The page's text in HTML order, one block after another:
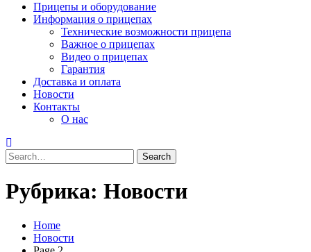
Прицепы и оборудование
Информация о прицепах
Технические возможности прицепа
Важное о прицепах
Видео о прицепах
Гарантия
Доставка и оплата
Новости
Контакты
О нас
Search
for:
Рубрика: Новости
Home
Новости